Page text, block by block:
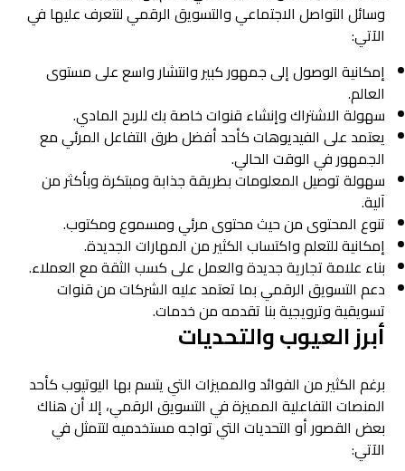
وسائل التواصل الاجتماعي والتسويق الرقمي لنتعرف عليها في
الآتي:
إمكانية الوصول إلى جمهور كبير وانتشار واسع على مستوى
العالم.
سهولة الاشتراك وإنشاء قنوات خاصة بك للربح المادي.
يعتمد على الفيديوهات كأحد أفضل طرق التفاعل المرئي مع
الجمهور في الوقت الحالي.
سهولة توصيل المعلومات بطريقة جذابة ومبتكرة وبأكثر من
آلية.
تنوع المحتوى من حيث محتوى مرئي ومسموع ومكتوب.
إمكانية للتعلم واكتساب الكثير من المهارات الجديدة.
بناء علامة تجارية جديدة والعمل على كسب الثقة مع العملاء.
دعم التسويق الرقمي بما تعتمد عليه الشركات من قنوات
تسويقية وترويجية بنا تقدمه من خدمات.
أبرز العيوب والتحديات
برغم الكثير من الفوائد والمميزات التي يتسم بها اليوتيوب كأحد
المنصات التفاعلية المميزة في التسويق الرقمي، إلا أن هناك
بعض القصور أو التحديات التي تواجه مستخدميه لتتمثل في
الآتي: